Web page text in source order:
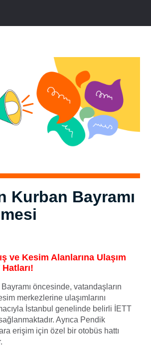
Kurban Bayramı
ve Kesim Alanlarına Ulaşım
öncesinde, vatandaşların
merkezlerine ulaşımlarını
İstanbul genelinde belirli İETT
Ayrıca Pendik
erişim için özel bir otobüs hattı